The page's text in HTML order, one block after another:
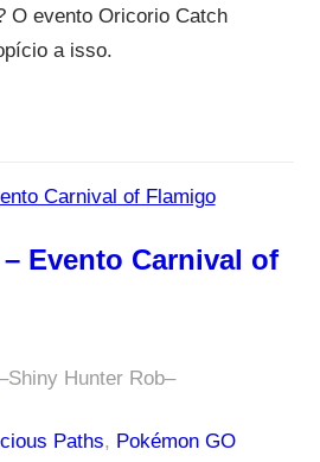
O evento Oricorio Catch
a isso.
Evento Carnival of
Shiny Hunter Rob–
Paths, Pokémon GO